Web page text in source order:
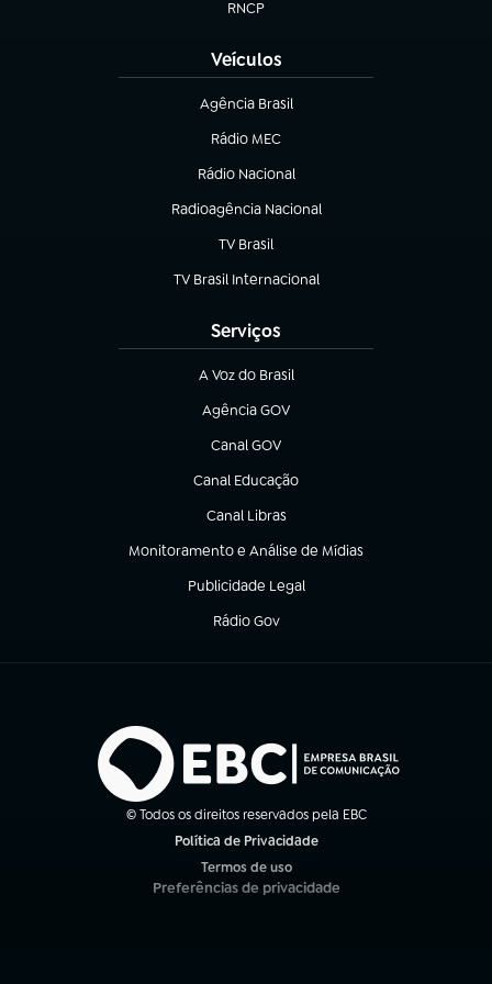
RNCP
(abre em nova aba)
Veículos
Agência Brasil
(abre em nova aba)
Rádio MEC
(abre em nova aba)
Rádio Nacional
Radioagência Nacional
(abre em nova aba)
TV Brasil
(abre em nova aba)
TV Brasil Internacional
(abre em nova aba)
Serviços
A Voz do Brasil
(abre em nova aba)
Agência GOV
(abre em nova aba)
Canal GOV
(abre em nova aba)
Canal Educação
(abre em nova aba)
Canal Libras
(abre em nova aba)
Monitoramento e Análise de Mídias
(abre em nova aba)
Publicidade Legal
(abre em nova aba)
Rádio Gov
(abre em nova aba)
© Todos os direitos reservados pela EBC
Política de Privacidade
Termos de uso
(abre em nova aba)
Preferências de privacidade